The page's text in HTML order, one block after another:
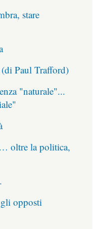
stare
Paul Trafford)
"naturale"...
oltre la politica,
opposti